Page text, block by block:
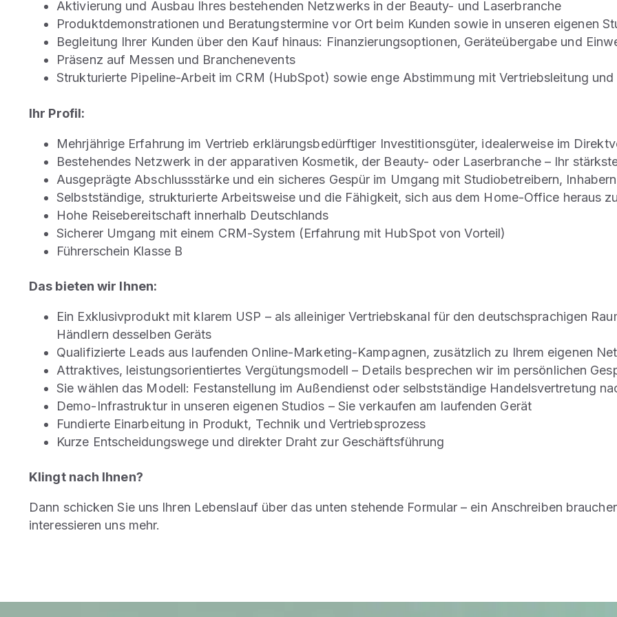
Aktivierung und Ausbau Ihres bestehenden Netzwerks in der Beauty- und Laserbranche
Produktdemonstrationen und Beratungstermine vor Ort beim Kunden sowie in unseren eigenen
Begleitung Ihrer Kunden über den Kauf hinaus: Finanzierungsoptionen, Geräteübergabe und
Präsenz auf Messen und Branchenevents
Strukturierte Pipeline-Arbeit im CRM (HubSpot) sowie enge Abstimmung mit Vertriebsleitung
Ihr Profil:
Mehrjährige Erfahrung im Vertrieb erklärungsbedürftiger Investitionsgüter, idealerweise im
Bestehendes Netzwerk in der apparativen Kosmetik, der Beauty- oder Laserbranche – Ihr
Ausgeprägte Abschlussstärke und ein sicheres Gespür im Umgang mit Studiobetreibern,
Selbstständige, strukturierte Arbeitsweise und die Fähigkeit, sich aus dem Home-Office heraus
Hohe Reisebereitschaft innerhalb Deutschlands
Sicherer Umgang mit einem CRM-System (Erfahrung mit HubSpot von Vorteil)
Führerschein Klasse B
Das bieten wir Ihnen:
Ein Exklusivprodukt mit klarem USP – als alleiniger Vertriebskanal für den deutschsprachigen
Händlern desselben Geräts
Qualifizierte Leads aus laufenden Online-Marketing-Kampagnen, zusätzlich zu Ihrem eigenen
Attraktives, leistungsorientiertes Vergütungsmodell – Details besprechen wir im persönlichen
Sie wählen das Modell: Festanstellung im Außendienst oder selbstständige Handelsvertretung
Demo-Infrastruktur in unseren eigenen Studios – Sie verkaufen am laufenden Gerät
Fundierte Einarbeitung in Produkt, Technik und Vertriebsprozess
Kurze Entscheidungswege und direkter Draht zur Geschäftsführung
Klingt nach Ihnen?
Dann schicken Sie uns Ihren Lebenslauf über das unten stehende Formular – ein Anschreiben
interessieren uns mehr.